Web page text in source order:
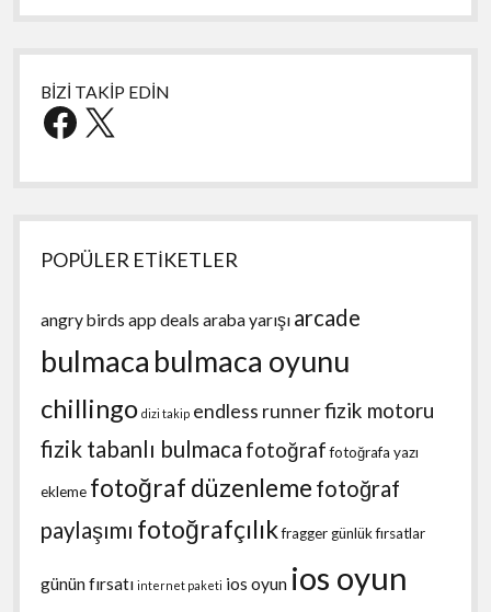
BİZİ TAKİP EDİN
Facebook
X
POPÜLER ETİKETLER
angry birds app deals araba yarışı arcade
bulmaca bulmaca oyunu
chillingo dizi takip endless runnerfizik motoru
fizik tabanlı bulmaca fotoğraf fotoğrafa yazı
ekleme fotoğraf düzenleme fotoğraf
paylaşımı fotoğrafçılıkfraggergünlük fırsatlar
günün fırsatı internet paketi ios oyun ios oyun